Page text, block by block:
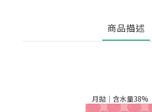
商品描述
月拋｜含水量38%